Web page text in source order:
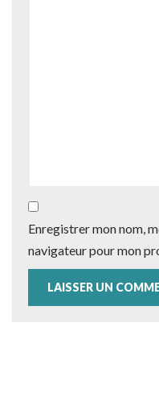
Enregistrer mon nom,
navigateur pour mon